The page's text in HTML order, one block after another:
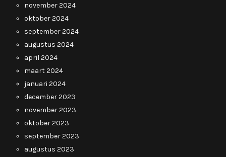
november 2024
oktober 2024
september 2024
augustus 2024
april 2024
maart 2024
januari 2024
december 2023
november 2023
oktober 2023
september 2023
augustus 2023